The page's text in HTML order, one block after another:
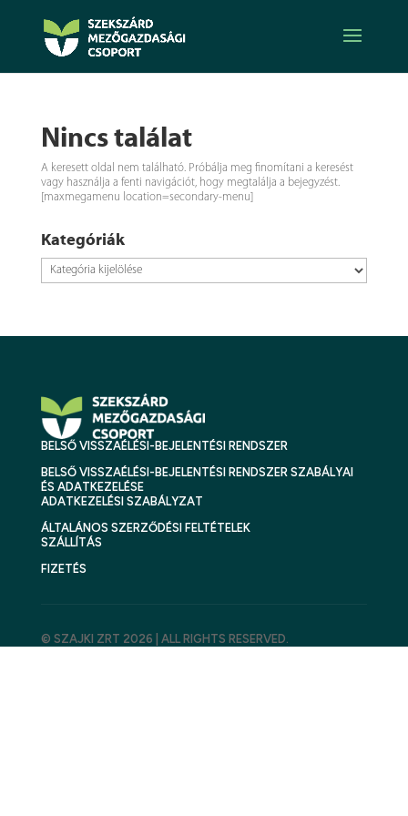
Nincs találat
A keresett oldal nem található. Próbálja meg finomítani a keresést
vagy használja a fenti navigációt, hogy megtalálja a bejegyzést.
[maxmegamenu location=secondary-menu]
Kategóriák
Kategóriák
BELSŐ VISSZAÉLÉSI-BEJELENTÉSI RENDSZER
BELSŐ VISSZAÉLÉSI-BEJELENTÉSI RENDSZER SZABÁLYAI
ÉS ADATKEZELÉSE
ADATKEZELÉSI SZABÁLYZAT
ÁLTALÁNOS SZERZŐDÉSI FELTÉTELEK
SZÁLLÍTÁS
FIZETÉS
© SZAJKI ZRT 2026 | ALL RIGHTS RESERVED.